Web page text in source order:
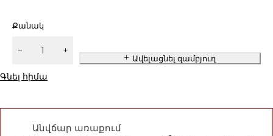
Քանակ
Ավելացնել զամբյուղ
Գնել հիմա
Անվճար առաքում